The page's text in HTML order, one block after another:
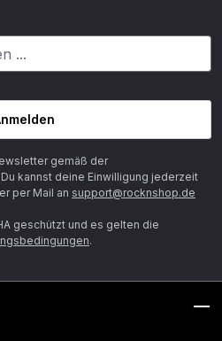
gemäß der
kannst deine Einwilligung jederzeit
per Mail an support@rocknshop.de
geschützt und es gelten die
.